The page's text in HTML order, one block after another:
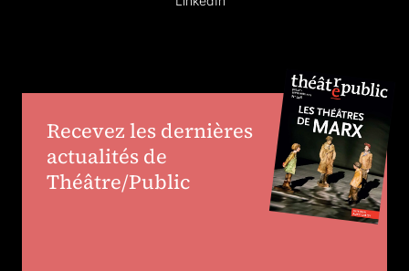
Recevez les dernières
actualités de
Théâtre/Public